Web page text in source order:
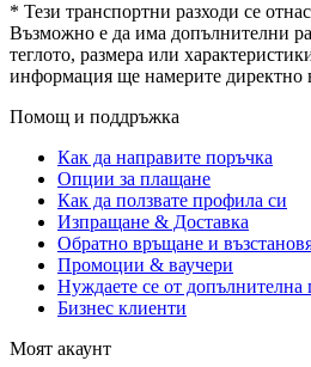
* Тези транспортни разходи се
Възможно е да има допълнителни
теглото, размера или
информация ще намерите директно
Помощ и поддръжка
Как да направите поръчка
Опции за плащане
Как да ползвате профила си
Изпращане & Доставка
Обратно връщане и
Промоции & ваучери
Нуждаете се от
Бизнес клиенти
Моят акаунт